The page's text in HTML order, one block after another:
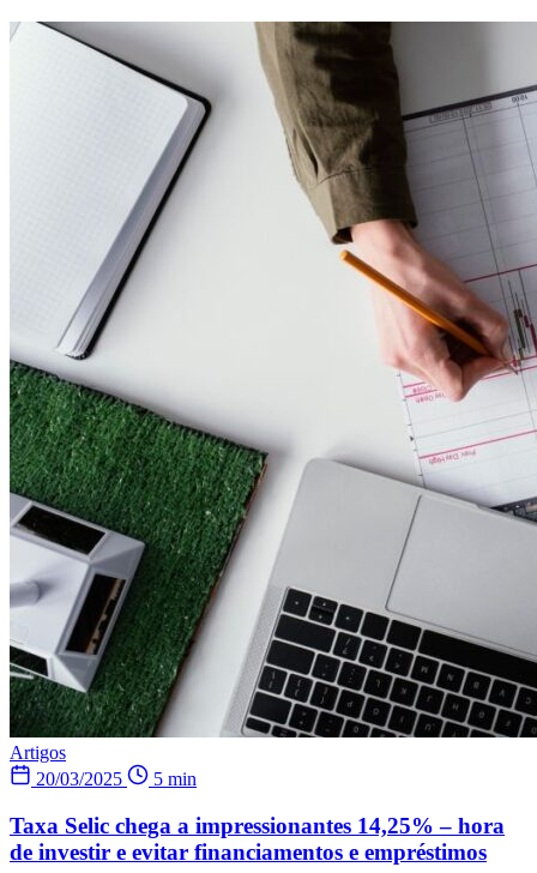
Artigos
20/03/2025
5 min
Taxa Selic chega a impressionantes 14,25% – hora
de investir e evitar financiamentos e empréstimos